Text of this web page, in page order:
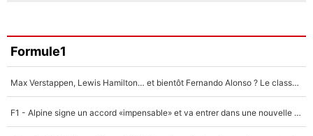
Formule1
Max Verstappen, Lewis Hamilton… et bientôt Fernando Alonso ? Le classement des pilotes les mieux payés en Formule 1 risque de changer !
F1 - Alpine signe un accord «impensable» et va entrer dans une nouvelle dimension : Grande nouvelle pour Pierre Gasly !